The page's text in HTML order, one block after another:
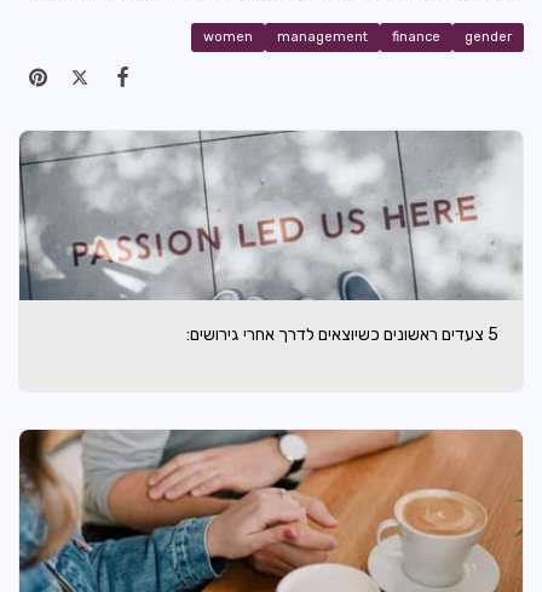
gender
finance
management
women
5 צעדים ראשונים כשיוצאים לדרך אחרי גירושים: